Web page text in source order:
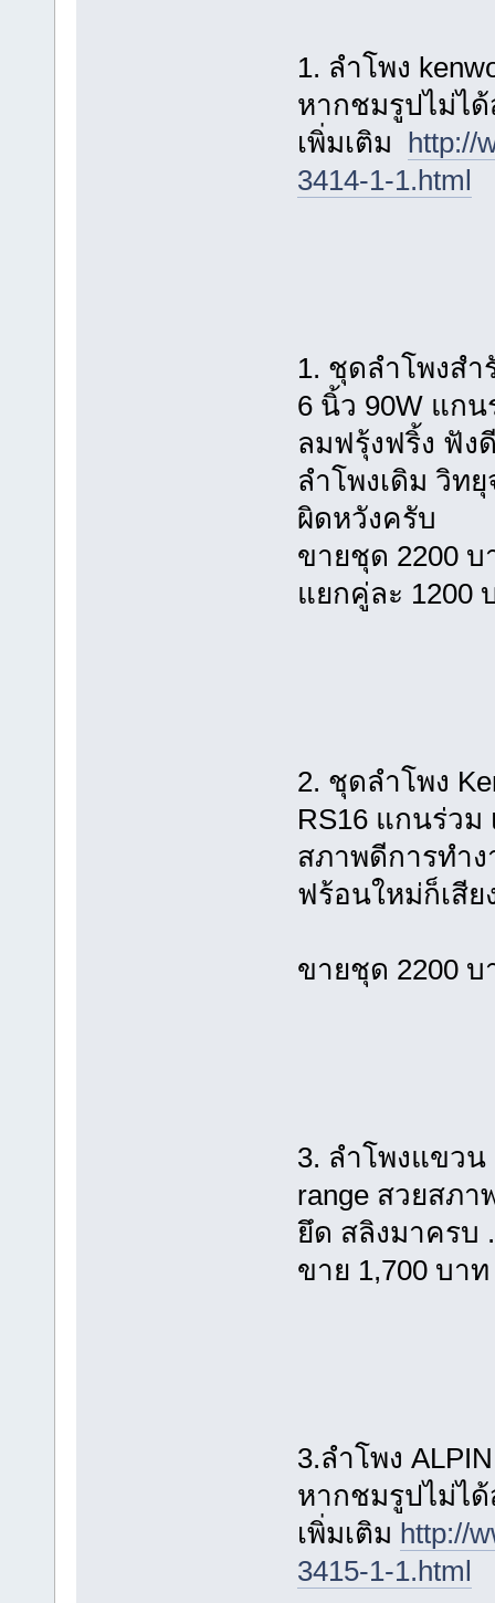
1. ลำโพง
หากชมรูปไม่ไ
เพิ่มเติม http://
3414-1-1.html
1. ชุดลำโพงสำ
6 นิ้ว 90W แกน
ลมฟรุ้งฟริ้ง ฟัง
ลำโพงเดิม วิท
ผิดหวังครับ
ขายชุด 2200 บ
แยกคู่ละ 1200
2. ชุดลำโพง
RS16 แกนร่วม
สภาพดีการทำ
ฟร้อนใหม่ก็เสีย
ขายชุด 2200 บ
3. ลำโพงแขวน
range สวยสภา
ยึด สลิงมาครบ
ขาย 1,700 บาท
3.ลำโพง
หากชมรูปไม่ไ
เพิ่มเติม http://
3415-1-1.html